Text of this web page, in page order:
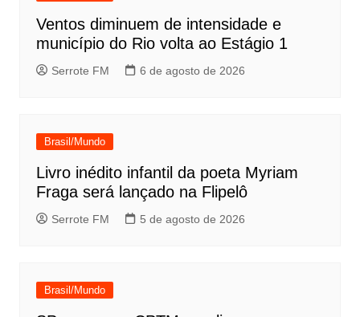
Ventos diminuem de intensidade e
município do Rio volta ao Estágio 1
Serrote FM 6 de agosto de 2026
Brasil/Mundo
Livro inédito infantil da poeta Myriam
Fraga será lançado na Flipelô
Serrote FM 5 de agosto de 2026
Brasil/Mundo